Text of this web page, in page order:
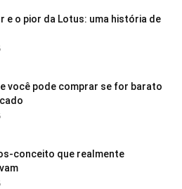
e o pior da Lotus: uma história de
você pode comprar se for barato
conceito que realmente